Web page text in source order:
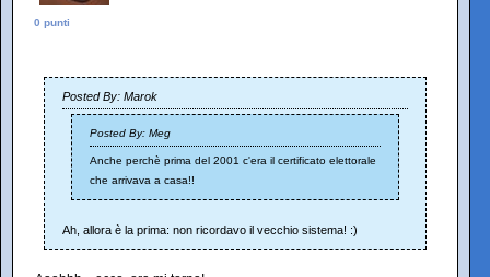
0 punti
Posted By: Marok
Posted By: Meg
Anche perchè prima del 2001 c'era il certificato elettorale
che arrivava a casa!!
Ah, allora è la prima: non ricordavo il vecchio sistema! :)